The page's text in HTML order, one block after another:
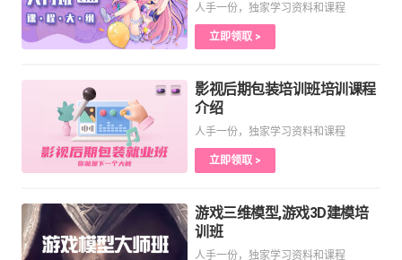
人手一份，独家学习资料和课程
立即领取 >
影视后期包装培训班培训课程
介绍
人手一份，独家学习资料和课程
立即领取 >
游戏三维模型,游戏3D建模培
训班
人手一份，独家学习资料和课程